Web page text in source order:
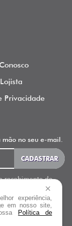
Privacidade
no seu e-mail.
recebimento de
do Terraço
experiência,
em nosso site,
Política de